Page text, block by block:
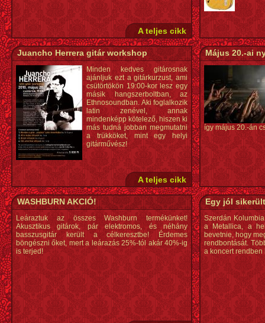
A teljes cikk
Juancho Herrera gitár workshop
Minden kedves gitárosnak
ajánljuk ezt a gitárkurzust, ami
csütörtökön 19:00-kor lesz egy
másik hangszerboltban, az
Ethnosoundban. Aki foglalkozik
latin zenével, annak
mindenképp kötelező, hiszen ki
más tudná jobban megmutatni
a trükköket, mint egy helyi
gitárművész!
A teljes cikk
Május 20.-ai
így május 20.-án
WASHBURN AKCIÓ!
Leáraztuk az összes Washburn termékünket!
Akusztikus gitárok, pár elektromos, és néhány
basszusgitár került a célkeresztbe! Érdemes
böngészni őket, mert a leárazás 25%-tól akár 40%-ig
is terjed!
Egy jól
Szerdán
a Metallica, a
bevetnie, hogy
rendbontását.
a koncert rendben